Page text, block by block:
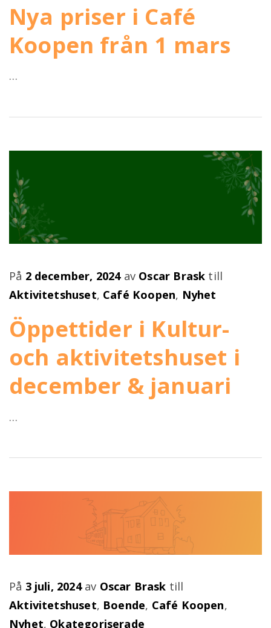
Nya priser i Café
Koopen från 1 mars
…
På Publicerad
på
2 december, 2024av Oscar Brask till
Aktivitetshuset, Café Koopen, Nyhet
Öppettider i Kultur-
och aktivitetshuset i
december & januari
…
På Publicerad
på
3 juli, 2024av Oscar Brask till
Aktivitetshuset, Boende, Café Koopen,
Nyhet, Okategoriserade